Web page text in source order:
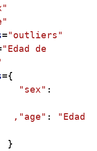
="outliers"
"Edad de
={
:
:
"Edad